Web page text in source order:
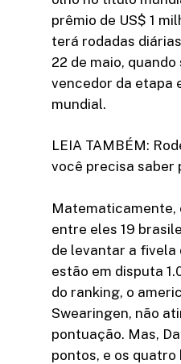
prêmio de US$ 1
terá rodadas
22 de maio, quando
vencedor da etapa
mundial.
LEIA TAMBÉM:
você precisa saber
Matematicamente,
entre eles 19
de levantar a fivela
estão em disputa
do ranking, o
Swearingen, não
pontuação. Mas,
pontos, e os